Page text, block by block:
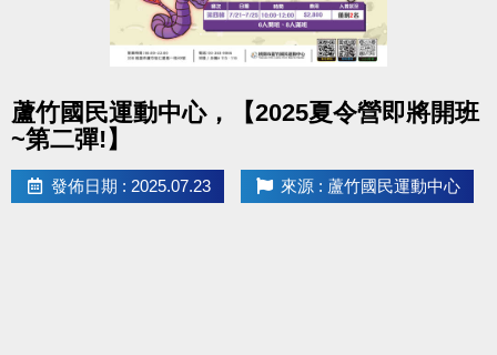
蘆竹國民運動中心，【2025夏令營即將開班
~第二彈!】
發佈日期 : 2025.07.23 來源 : 蘆竹國民運動中心